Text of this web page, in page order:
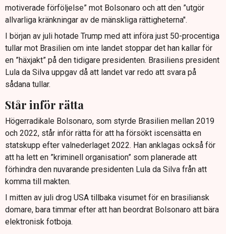
motiverade förföljelse” mot Bolsonaro och att den ”utgör
allvarliga kränkningar av de mänskliga rättigheterna".
I början av juli hotade Trump med att införa just 50-procentiga
tullar mot Brasilien om inte landet stoppar det han kallar för
en ”häxjakt” på den tidigare presidenten. Brasiliens president
Lula da Silva uppgav då att landet var redo att svara på
sådana tullar.
Står inför rätta
Högerradikale Bolsonaro, som styrde Brasilien mellan 2019
och 2022, står inför rätta för att ha försökt iscensätta en
statskupp efter valnederlaget 2022. Han anklagas också för
att ha lett en ”kriminell organisation” som planerade att
förhindra den nuvarande presidenten Lula da Silva från att
komma till makten.
I mitten av juli drog USA tillbaka visumet för en brasiliansk
domare, bara timmar efter att han beordrat Bolsonaro att bära
elektronisk fotboja.